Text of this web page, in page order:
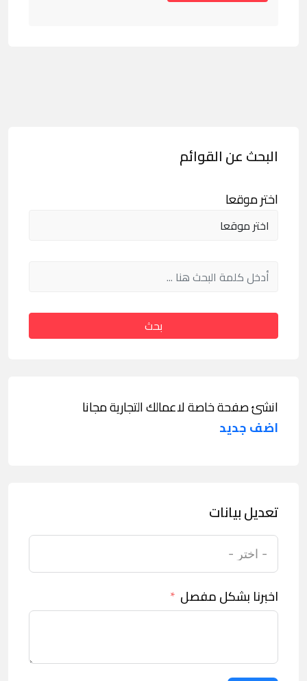
البحث عن القوائم
اختر موقعا
بحث
انشئ صفحة خاصة لاعمالك التجارية مجانا
اضف جديد
تعديل بيانات
اخبرنا بشكل مفصل